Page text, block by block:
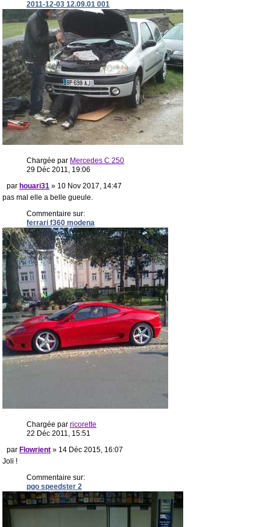
2011-12-03 12.09.01 001
Chargée par Mercedes C 250
29 Déc 2011, 19:06
par houari31 » 10 Nov 2017, 14:47
pas mal elle a belle gueule.
Commentaire sur:
ferrari f360 modena
Chargée par ricorette
22 Déc 2011, 15:51
par Flowrient » 14 Déc 2015, 16:07
Joli !
Commentaire sur:
pgo speedster 2